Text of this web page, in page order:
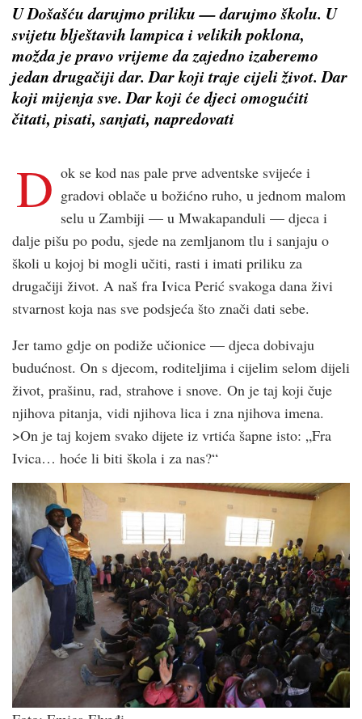
U Došašću darujmo priliku — darujmo školu. U
svijetu blještavih lampica i velikih poklona,
možda je pravo vrijeme da zajedno izaberemo
jedan drugačiji dar. Dar koji traje cijeli život. Dar
koji mijenja sve. Dar koji će djeci omogućiti
čitati, pisati, sanjati, napredovati
D ok se kod nas pale prve adventske svijeće i
gradovi oblače u božićno ruho, u jednom malom
selu u Zambiji — u Mwakapanduli — djeca i
dalje pišu po podu, sjede na zemljanom tlu i sanjaju o
školi u kojoj bi mogli učiti, rasti i imati priliku za
drugačiji život. A naš fra Ivica Perić svakoga dana živi
stvarnost koja nas sve podsjeća što znači dati sebe.
Jer tamo gdje on podiže učionice — djeca dobivaju
budućnost. On s djecom, roditeljima i cijelim selom dijeli
život, prašinu, rad, strahove i snove. On je taj koji čuje
njihova pitanja, vidi njihova lica i zna njihova imena.
>On je taj kojem svako dijete iz vrtića šapne isto: „Fra
Ivica… hoće li biti škola i za nas?“